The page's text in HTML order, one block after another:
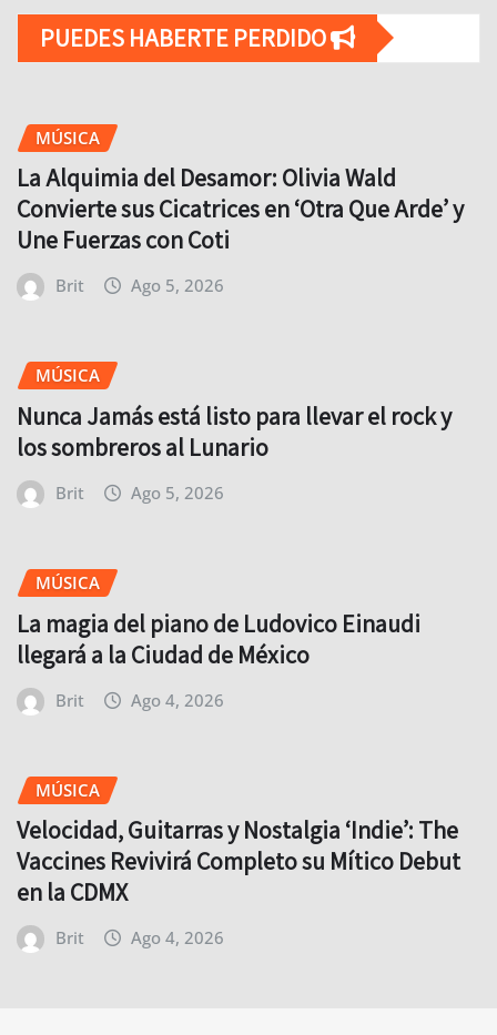
PUEDES HABERTE PERDIDO
MÚSICA
La Alquimia del Desamor: Olivia Wald
Convierte sus Cicatrices en ‘Otra Que Arde’ y
Une Fuerzas con Coti
Brit Ago 5, 2026
MÚSICA
Nunca Jamás está listo para llevar el rock y
los sombreros al Lunario
Brit Ago 5, 2026
MÚSICA
La magia del piano de Ludovico Einaudi
llegará a la Ciudad de México
Brit Ago 4, 2026
MÚSICA
Velocidad, Guitarras y Nostalgia ‘Indie’: The
Vaccines Revivirá Completo su Mítico Debut
en la CDMX
Brit Ago 4, 2026